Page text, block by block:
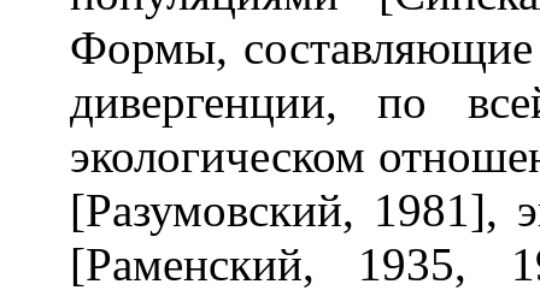
Формы, составляющие
дивергенции, по
экологическом
[Разумовский, 1981],
[Раменский, 1935,